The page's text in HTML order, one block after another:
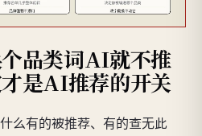
品类词AI就不推
是AI推荐的开关
么有的被推荐、有的查无此